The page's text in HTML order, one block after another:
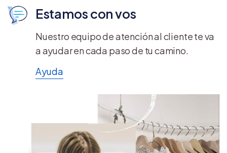
Estamos con vos
Nuestro equipo de atención al cliente te va
a ayudar en cada paso de tu camino.
Ayuda